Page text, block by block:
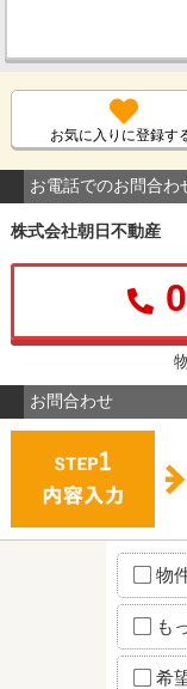
お気に入りに登録す
お電話でのお問合わ
株式会社朝日不動産
お問合わせ
物
も
希